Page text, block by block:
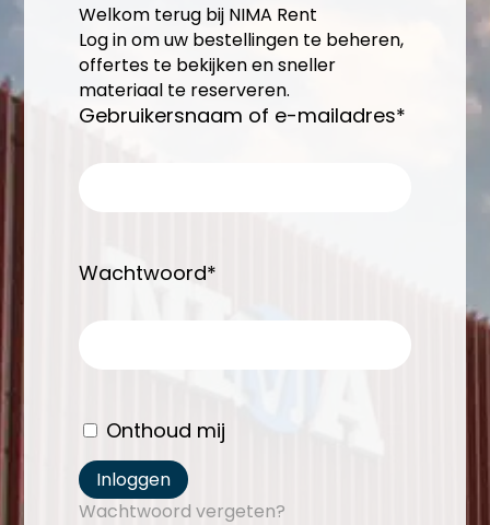
Welkom terug bij NIMA Rent
Log in om uw bestellingen te beheren,
offertes te bekijken en sneller
materiaal te reserveren.
Gebruikersnaam of e-mailadres*
Wachtwoord*
Onthoud mij
Inloggen
Wachtwoord vergeten?